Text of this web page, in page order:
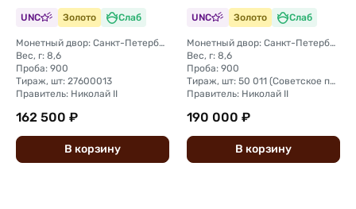
UNC Золото Слаб
Монетный двор: Санкт-Петербургский монетный двор
Вес, г: 8,6
Проба: 900
Тираж, шт: 27600013
Правитель: Николай II
162 500 ₽
В корзину
UNC Золото Слаб
Монетный двор: Санкт-Петербургский монетный двор
Вес, г: 8,6
Проба: 900
Тираж, шт: 50 011 (Советское правительство с декабря 1925 г. по март 1926 г. отчеканило 2 011 000 10-ти рублевого достоинства царского образца, предположительно штемпелями 1911 г.)
Правитель: Николай II
190 000 ₽
В корзину